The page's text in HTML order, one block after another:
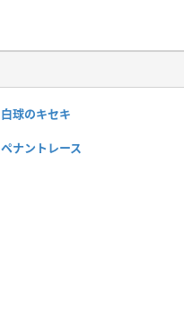
白球のキセキ
ペナントレース